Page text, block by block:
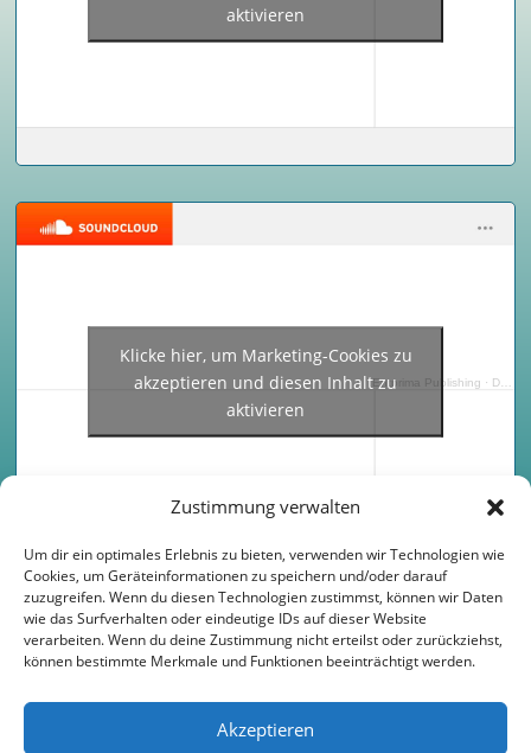
Zustimmung verwalten
Um dir ein optimales Erlebnis zu bieten, verwenden wir Technologien wie
Cookies, um Geräteinformationen zu speichern und/oder darauf
zuzugreifen. Wenn du diesen Technologien zustimmst, können wir Daten
wie das Surfverhalten oder eindeutige IDs auf dieser Website
verarbeiten. Wenn du deine Zustimmung nicht erteilst oder zurückziehst,
können bestimmte Merkmale und Funktionen beeinträchtigt werden.
Akzeptieren
aktivieren
Entprima Publishing · Dance With the Angels
Klicke hier, um Marketing-Cookies zu
akzeptieren und diesen Inhalt zu
aktivieren
Zur Musiksammlung